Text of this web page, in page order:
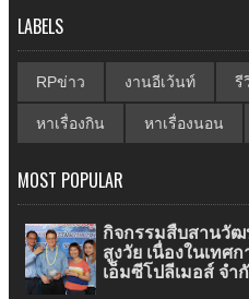
LABELS
RPข่าว งานอีเว้นท์ รี
หาเรื่องกิน หาเรื่องนอน
MOST POPULAR
กิจกรรมสืบสานวัฒ
สูงวัย เนื่องในเทศ
เอ็มซีโปลีเมอส์ จำ